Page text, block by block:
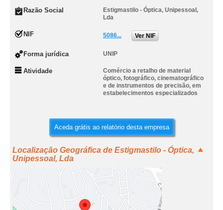
Razão Social
Estigmastilo - Óptica, Unipessoal,
Lda
NIF 5086... Ver NIF
Forma jurídica UNIP
Atividade
Comércio a retalho de material
óptico, fotográfico, cinematográfico
e de instrumentos de precisão, em
estabelecimentos especializados
Aceda grátis ao relatório desta empresa
Localização Geográfica de Estigmastilo - Óptica,
Unipessoal, Lda